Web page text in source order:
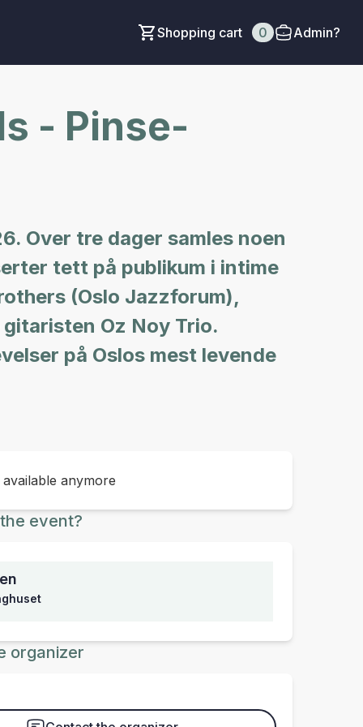
Shopping cart 0 Admin?
- Pinse-
Over tre dager samles noen
tett på publikum i intime
(Oslo Jazzforum),
Oz Noy Trio.
på Oslos mest levende
anymore
event?
organizer